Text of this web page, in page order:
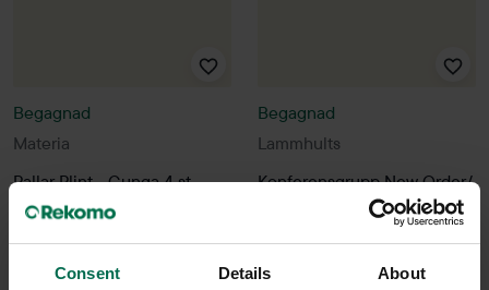
Consent Details About
Materia
Begagnad
Pallar Plint - Gunga 4 st
3700 kr 8000 kr
Hyr från216kr/mån
Lammhults
Begagnad
Konferensgrupp New Order/
8990 kr 13200 kr
Hyr från /mån